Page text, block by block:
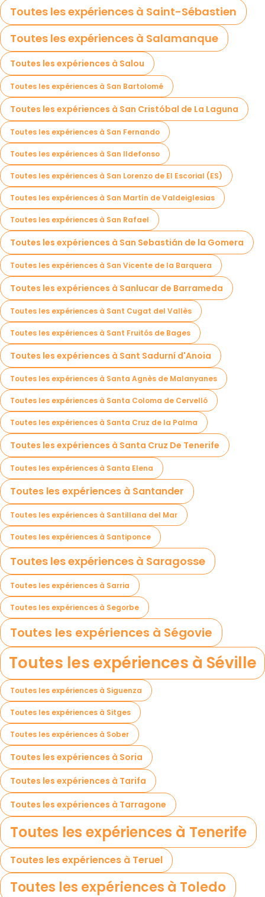
Toutes les expériences à Saint-Sébastien
Toutes les expériences à Salamanque
Toutes les expériences à Salou
Toutes les expériences à San Bartolomé
Toutes les expériences à San Cristóbal de La Laguna
Toutes les expériences à San Fernando
Toutes les expériences à San Ildefonso
Toutes les expériences à San Lorenzo de El Escorial (ES)
Toutes les expériences à San Martín de Valdeiglesias
Toutes les expériences à San Rafael
Toutes les expériences à San Sebastián de la Gomera
Toutes les expériences à San Vicente de la Barquera
Toutes les expériences à Sanlucar de Barrameda
Toutes les expériences à Sant Cugat del Vallès
Toutes les expériences à Sant Fruitós de Bages
Toutes les expériences à Sant Sadurní d'Anoia
Toutes les expériences à Santa Agnès de Malanyanes
Toutes les expériences à Santa Coloma de Cervelló
Toutes les expériences à Santa Cruz de la Palma
Toutes les expériences à Santa Cruz De Tenerife
Toutes les expériences à Santa Elena
Toutes les expériences à Santander
Toutes les expériences à Santillana del Mar
Toutes les expériences à Santiponce
Toutes les expériences à Saragosse
Toutes les expériences à Sarria
Toutes les expériences à Segorbe
Toutes les expériences à Ségovie
Toutes les expériences à Séville
Toutes les expériences à Siguenza
Toutes les expériences à Sitges
Toutes les expériences à Sober
Toutes les expériences à Soria
Toutes les expériences à Tarifa
Toutes les expériences à Tarragone
Toutes les expériences à Tenerife
Toutes les expériences à Teruel
Toutes les expériences à Toledo